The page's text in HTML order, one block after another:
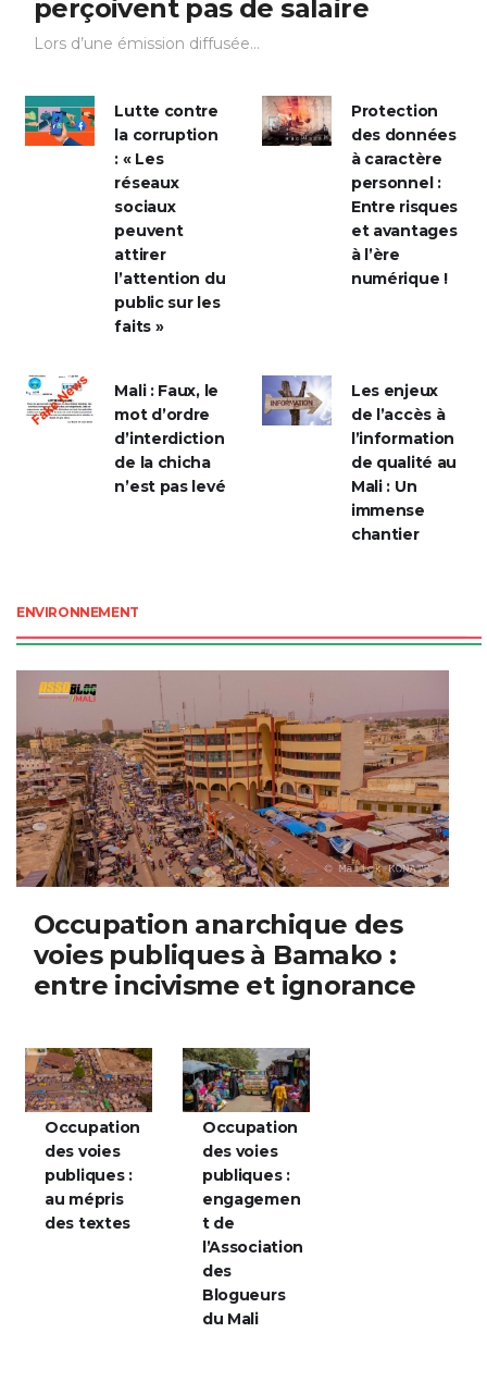
perçoivent pas de salaire
Lors d’une émission diffusée...
Lutte contre
la corruption
: « Les
réseaux
sociaux
peuvent
attirer
l’attention du
public sur les
faits »
Protection
des données
à caractère
personnel :
Entre risques
et avantages
à l’ère
numérique !
Mali : Faux, le
mot d’ordre
d’interdiction
de la chicha
n’est pas levé
Les enjeux
de l’accès à
l’information
de qualité au
Mali : Un
immense
chantier
ENVIRONNEMENT
Occupation anarchique des
voies publiques à Bamako :
entre incivisme et ignorance
Occupation
des voies
publiques :
au mépris
des textes
Occupation
des voies
publiques :
engagemen
t de
l’Association
des
Blogueurs
du Mali